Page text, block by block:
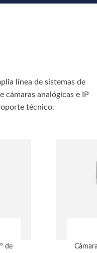
línea de sistemas de
analógicas e IP
técnico.
de